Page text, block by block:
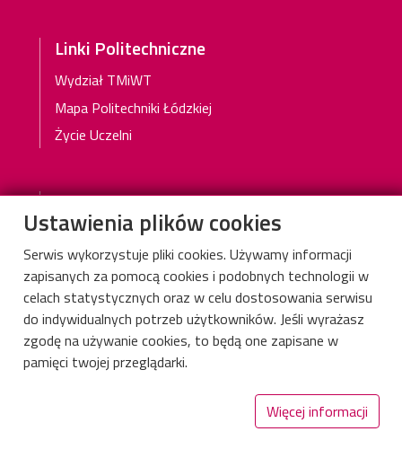
Linki Politechniczne
Wydział TMiWT
Mapa Politechniki Łódzkiej
Życie Uczelni
Przydatne linki
Podział roku akademickiego
WIKAMP
WebDziekanat
Informacje dla
Deklaracja dostępności cyfrowej
Ustawienia plików cookies
Serwis wykorzystuje pliki cookies. Używamy informacji
zapisanych za pomocą cookies i podobnych technologii w
celach statystycznych oraz w celu dostosowania serwisu
do indywidualnych potrzeb użytkowników. Jeśli wyrażasz
zgodę na używanie cookies, to będą one zapisane w
pamięci twojej przeglądarki.
Więcej informacji